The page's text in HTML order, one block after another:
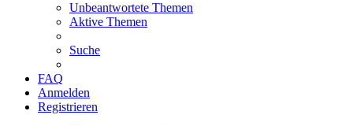
Unbeantwortete Themen
Aktive Themen
Suche
FAQ
Anmelden
Registrieren